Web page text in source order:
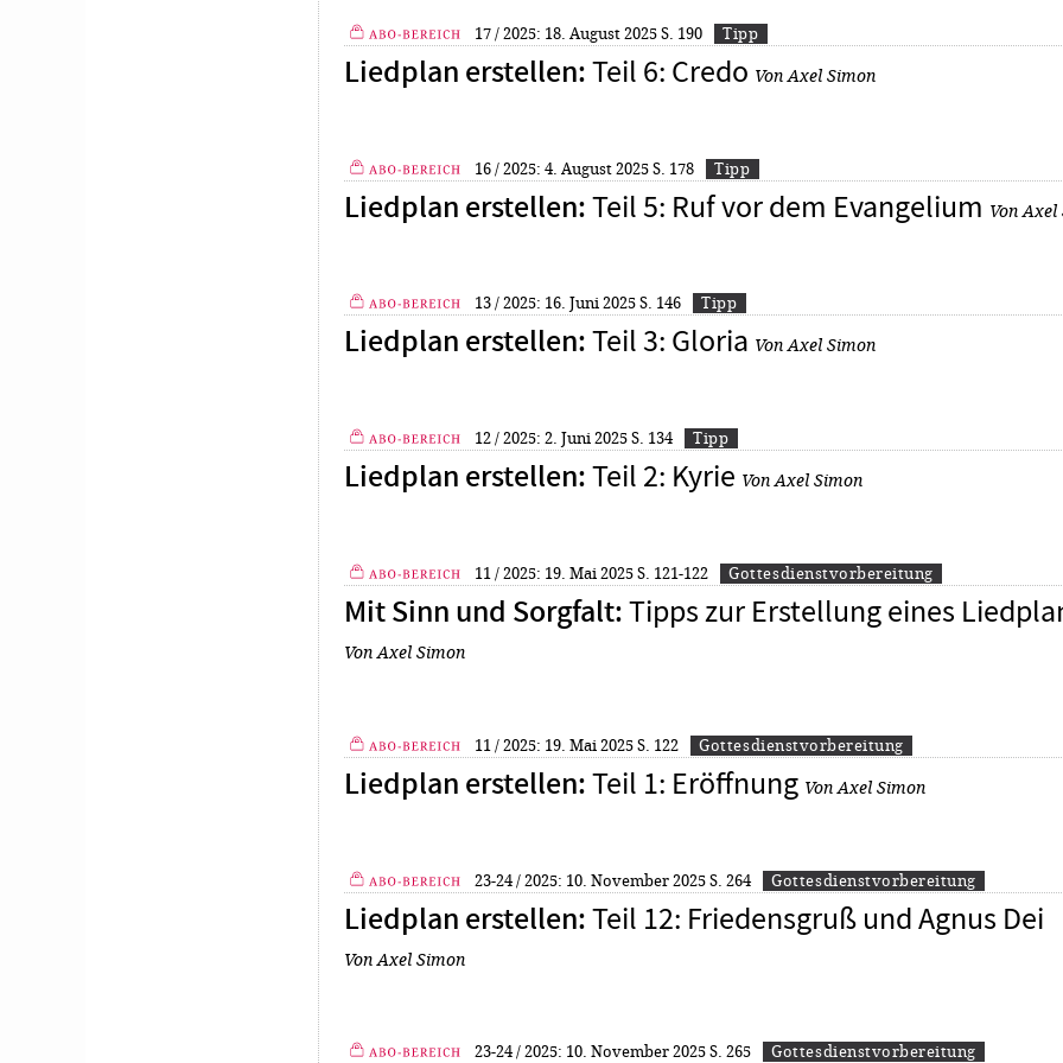
Plus
17 / 2025: 18. August 2025S. 190 Tipp
Liedplan erstellen: Teil 6: Credo Von Axel Simon
Plus
16 / 2025: 4. August 2025S. 178 Tipp
Liedplan erstellen: Teil 5: Ruf vor dem Evangelium Von Axel
Plus
13 / 2025: 16. Juni 2025S. 146 Tipp
Liedplan erstellen: Teil 3: Gloria Von Axel Simon
Plus
12 / 2025: 2. Juni 2025S. 134 Tipp
Liedplan erstellen: Teil 2: Kyrie Von Axel Simon
Plus
11 / 2025: 19. Mai 2025S. 121-122 Gottesdienstvorbereitung
Mit Sinn und Sorgfalt: Tipps zur Erstellung eines
Von Axel Simon
Plus
11 / 2025: 19. Mai 2025S. 122 Gottesdienstvorbereitung
Liedplan erstellen: Teil 1: Eröffnung Von Axel Simon
Plus
23-24 / 2025: 10. November 2025S. 264 Gottesdienstvorbereitung
Liedplan erstellen: Teil 12: Friedensgruß und Agnus Dei
Von Axel Simon
23-24 / 2025: 10. November 2025S. 265 Gottesdienstvorbereitung